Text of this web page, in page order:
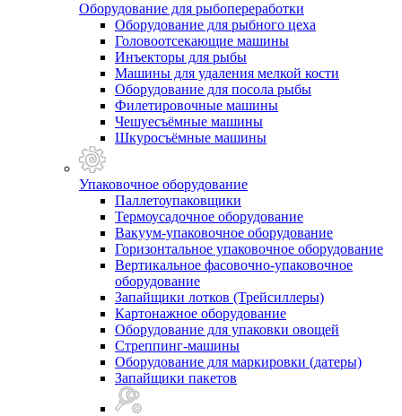
Оборудование для рыбопереработки
Оборудование для рыбного цеха
Головоотсекающие машины
Инъекторы для рыбы
Машины для удаления мелкой кости
Оборудование для посола рыбы
Филетировочные машины
Чешуесъёмные машины
Шкуросъёмные машины
Упаковочное оборудование
Паллетоупаковщики
Термоусадочное оборудование
Вакуум-упаковочное оборудование
Горизонтальное упаковочное оборудование
Вертикальное фасовочно-упаковочное
оборудование
Запайщики лотков (Трейсиллеры)
Картонажное оборудование
Оборудование для упаковки овощей
Стреппинг-машины
Оборудование для маркировки (датеры)
Запайщики пакетов